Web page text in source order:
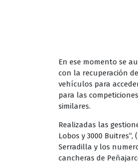
En ese momento se
con la recuperación
vehículos para
para las
similares.
Realizadas las
Lobos y 3000
Serradilla y los
cancheras de